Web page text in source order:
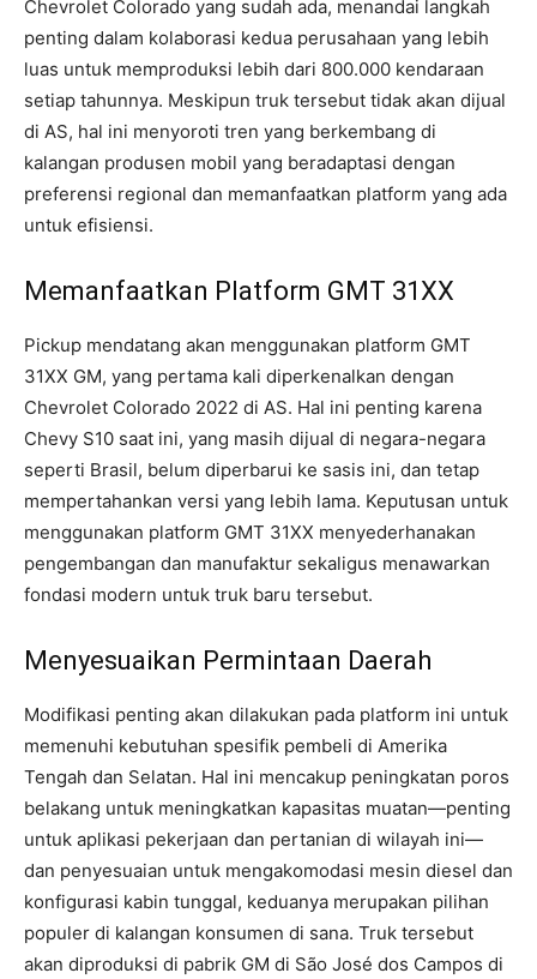
Chevrolet Colorado yang sudah ada, menandai langkah
penting dalam kolaborasi kedua perusahaan yang lebih
luas untuk memproduksi lebih dari 800.000 kendaraan
setiap tahunnya. Meskipun truk tersebut tidak akan dijual
di AS, hal ini menyoroti tren yang berkembang di
kalangan produsen mobil yang beradaptasi dengan
preferensi regional dan memanfaatkan platform yang ada
untuk efisiensi.
Memanfaatkan Platform GMT 31XX
Pickup mendatang akan menggunakan platform GMT
31XX GM, yang pertama kali diperkenalkan dengan
Chevrolet Colorado 2022 di AS. Hal ini penting karena
Chevy S10 saat ini, yang masih dijual di negara-negara
seperti Brasil, belum diperbarui ke sasis ini, dan tetap
mempertahankan versi yang lebih lama. Keputusan untuk
menggunakan platform GMT 31XX menyederhanakan
pengembangan dan manufaktur sekaligus menawarkan
fondasi modern untuk truk baru tersebut.
Menyesuaikan Permintaan Daerah
Modifikasi penting akan dilakukan pada platform ini untuk
memenuhi kebutuhan spesifik pembeli di Amerika
Tengah dan Selatan. Hal ini mencakup peningkatan poros
belakang untuk meningkatkan kapasitas muatan—penting
untuk aplikasi pekerjaan dan pertanian di wilayah ini—
dan penyesuaian untuk mengakomodasi mesin diesel dan
konfigurasi kabin tunggal, keduanya merupakan pilihan
populer di kalangan konsumen di sana. Truk tersebut
akan diproduksi di pabrik GM di São José dos Campos di